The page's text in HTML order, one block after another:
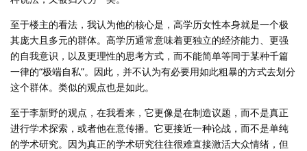
至于楼主的看法，我认为他的核心是，高学历女性本身就是一个极
其庞大且多元的群体。高学历通常意味着更独立的经济能力、更强
的自我意识，以及更理性的思考方式，而不能简单等同于某种千篇
一律的“极端自私”。因此，并不认为有必要用如此粗暴的方式去划分
这个群体。类似的观点也是如此。
至于李新野的观点，在我看来，它更像是在制造议题，而不是真正
进行学术探索，或者他在意传播。它更接近一种论战，而不是单纯
的学术研究。因为真正的学术研究往往很难直接激活大众情绪，但